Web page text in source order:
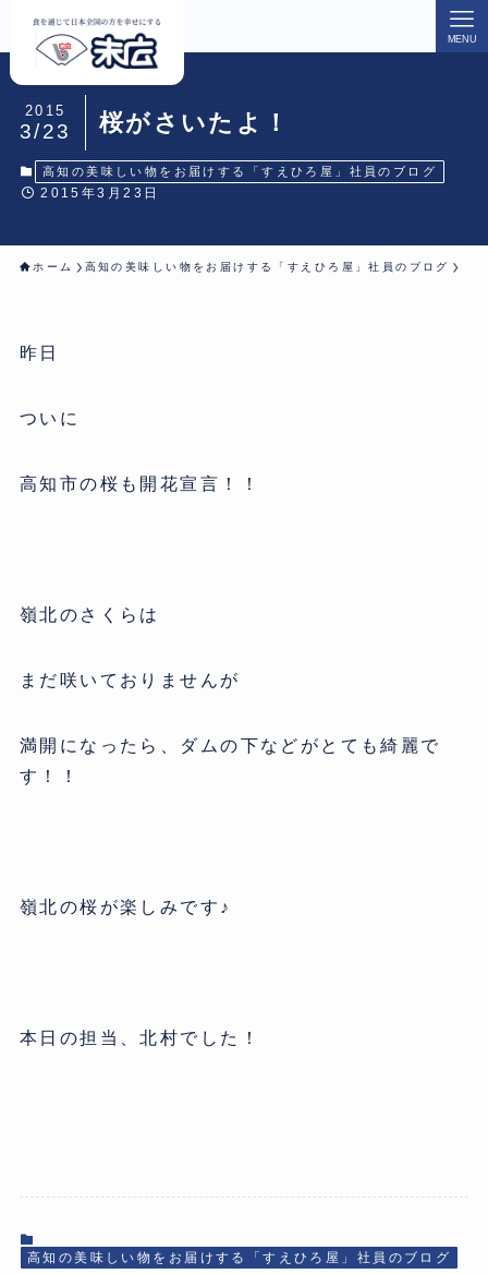
MENU
桜がさいたよ！
2015
3/23
高知の美味しい物をお届けする「すえひろ屋」社員のブログ
2015年3月23日
ホーム 高知の美味しい物をお届けする「すえひろ屋」社員のブログ
昨日
ついに
高知市の桜も開花宣言！！
嶺北のさくらは
まだ咲いておりませんが
満開になったら、ダムの下などがとても綺麗で
す！！
嶺北の桜が楽しみです♪
本日の担当、北村でした！
高知の美味しい物をお届けする「すえひろ屋」社員のブログ